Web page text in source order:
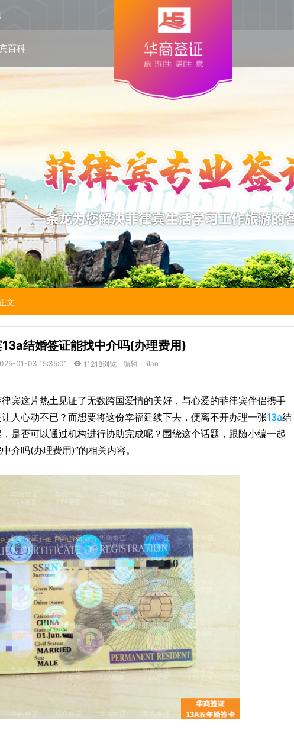
百科
文
结婚签证能找中介吗(办理费用)
01-03 15:35:01 11218浏览 编辑：lilan
宾这片热土见证了无数跨国爱情的美好，与心爱的菲律宾伴侣携手
人心动不已？而想要将这份幸福延续下去，便离不开办理一张13a结
是否可以通过机构进行协助完成呢？围绕这个话题，跟随小编一起
介吗(办理费用)”的相关内容。